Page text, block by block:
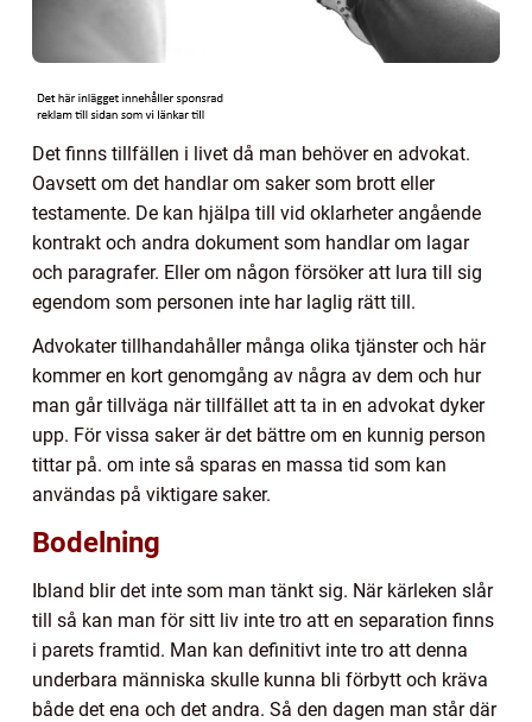
Det finns tillfällen i livet då man behöver en advokat.
Oavsett om det handlar om saker som brott eller
testamente. De kan hjälpa till vid oklarheter angående
kontrakt och andra dokument som handlar om lagar
och paragrafer. Eller om någon försöker att lura till sig
egendom som personen inte har laglig rätt till.
Advokater tillhandahåller många olika tjänster och här
kommer en kort genomgång av några av dem och hur
man går tillväga när tillfället att ta in en advokat dyker
upp. För vissa saker är det bättre om en kunnig person
tittar på. om inte så sparas en massa tid som kan
användas på viktigare saker.
Bodelning
Ibland blir det inte som man tänkt sig. När kärleken slår
till så kan man för sitt liv inte tro att en separation finns
i parets framtid. Man kan definitivt inte tro att denna
underbara människa skulle kunna bli förbytt och kräva
både det ena och det andra. Så den dagen man står där